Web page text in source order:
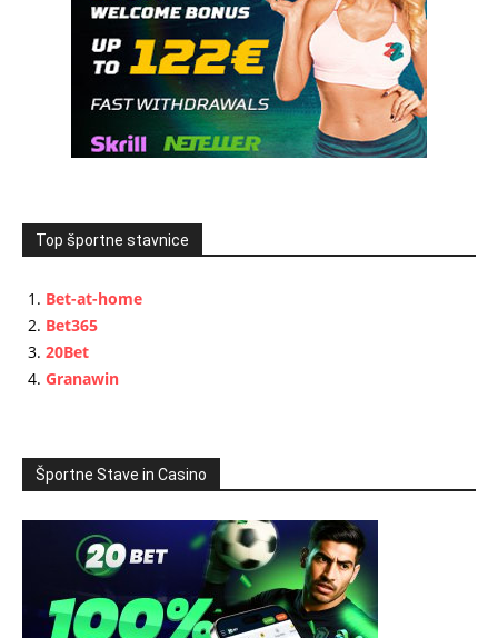
Top športne stavnice
Bet-at-home
Bet365
20Bet
Granawin
Športne Stave in Casino